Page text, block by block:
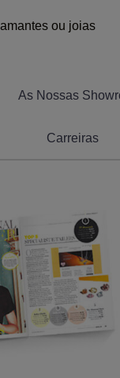
ou joias
As Nossas
Carreiras